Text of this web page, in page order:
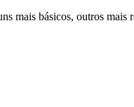
mais básicos, outros